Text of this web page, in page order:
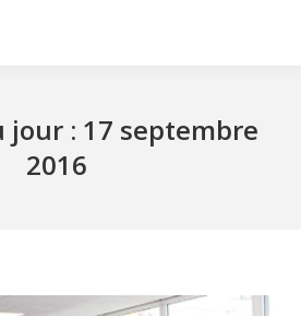
jour : 17 septembre
2016